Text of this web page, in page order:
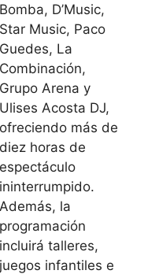
Bomba, D’Music,
Star Music, Paco
Guedes, La
Combinación,
Grupo Arena y
Ulises Acosta DJ,
ofreciendo más de
diez horas de
espectáculo
ininterrumpido.
Además, la
programación
incluirá talleres,
juegos infantiles e